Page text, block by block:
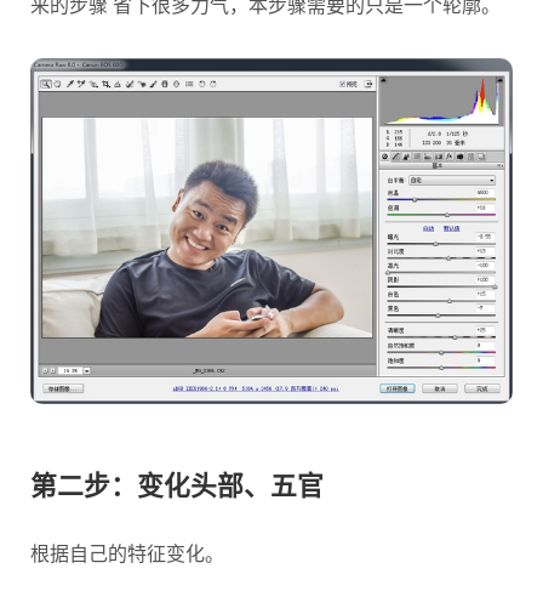
第二步：变化头部、五官
根据自己的特征变化。